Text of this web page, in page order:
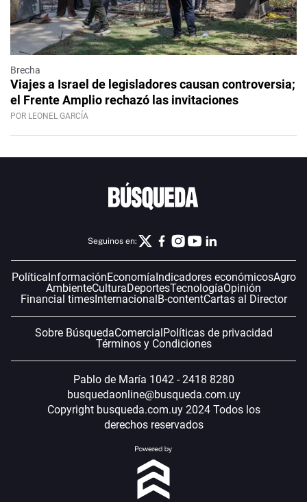
Brecha
Viajes a Israel de legisladores causan controversia;
el Frente Amplio rechazó las invitaciones
POR LEONEL GARCÍA
Seguinos en:
PolíticaInformaciónEconomíaIndicadores económicosAgro
AmbienteCulturaDeportesTecnologíaOpinión
Financial timesInternacionalB-contentCartas al Director
Sobre BúsquedaComercialPolíticas de privacidad
Términos y Condiciones
Pablo de María 1042 - 2418 8280
busquedaonline@busqueda.com.uy
Copyright busqueda.com.uy 2024 Todos los
derechos reservados